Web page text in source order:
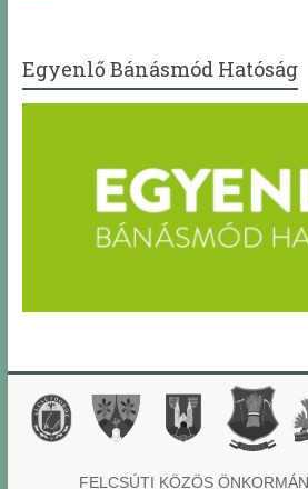
Egyenlő Bánásmód Hatóság
FELCSÚTI KÖZÖS